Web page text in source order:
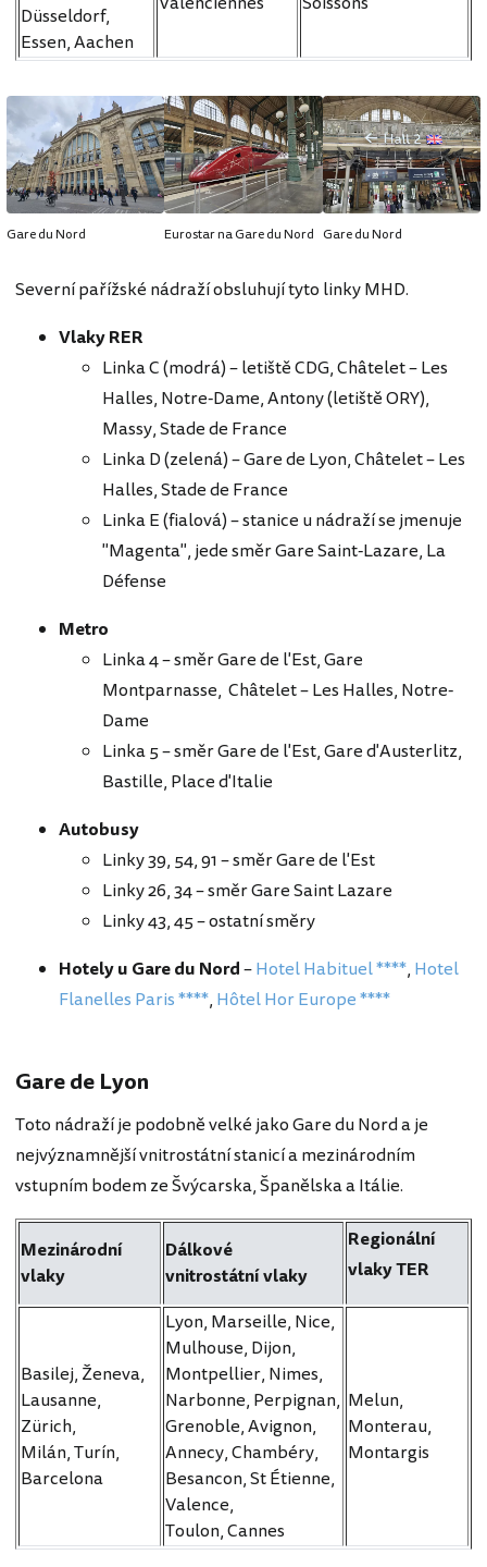
Düsseldorf,
Essen, Aachen
Gare du Nord Eurostar na Gare du Nord Gare du Nord
Severní pařížské nádraží obsluhují tyto linky MHD.
Vlaky RER
Linka C (modrá) – letiště CDG, Châtelet – Les
Halles, Notre-Dame, Antony (letiště ORY),
Massy, Stade de France
Linka D (zelená) – Gare de Lyon, Châtelet – Les
Halles, Stade de France
Linka E (fialová) – stanice u nádraží se jmenuje
"Magenta", jede směr Gare Saint-Lazare, La
Défense
Metro
Linka 4 – směr Gare de l'Est, Gare
Montparnasse, Châtelet – Les Halles, Notre-
Dame
Linka 5 – směr Gare de l'Est, Gare d'Austerlitz,
Bastille, Place d'Italie
Autobusy
Linky 39, 54, 91 – směr Gare de l'Est
Linky 26, 34 – směr Gare Saint Lazare
Linky 43, 45 – ostatní směry
Hotely u Gare du Nord–Hotel Habituel ****, Hotel
Flanelles Paris ****, Hôtel Hor Europe ****
Gare de Lyon
Toto nádraží je podobně velké jako Gare du Nord a je
nejvýznamnější vnitrostátní stanicí a mezinárodním
vstupním bodem ze Švýcarska, Španělska a Itálie.
Mezinárodní
vlaky
Dálkové
vnitrostátní vlaky
Regionální
vlaky TER
Basilej, Ženeva,
Lausanne,
Zürich,
Milán, Turín,
Barcelona
Lyon, Marseille, Nice,
Mulhouse, Dijon,
Montpellier, Nimes,
Narbonne, Perpignan,
Grenoble, Avignon,
Annecy, Chambéry,
Besancon, St Étienne,
Valence,
Toulon, Cannes
Melun,
Monterau,
Montargis